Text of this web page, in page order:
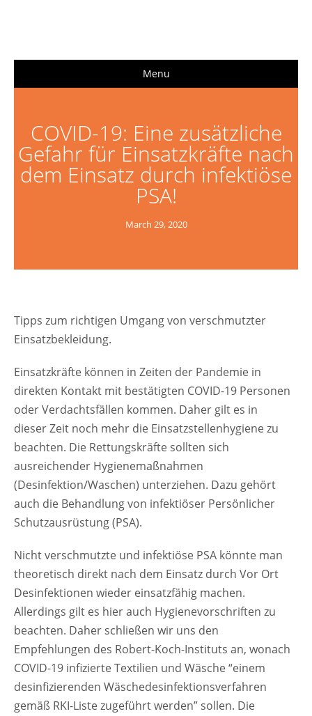
Menu
COVID-19: Eine zusätzliche
Gefahr für Einsatzkräfte nach
dem Einsatz durch infektiöse
PSA!
March 29, 2020
Tipps zum richtigen Umgang von verschmutzter
Einsatzbekleidung.
Einsatzkräfte können in Zeiten der Pandemie in
direkten Kontakt mit bestätigten COVID-19 Personen
oder Verdachtsfällen kommen. Daher gilt es in
dieser Zeit noch mehr die Einsatzstellenhygiene zu
beachten. Die Rettungskräfte sollten sich
ausreichender Hygienemaßnahmen
(Desinfektion/Waschen) unterziehen. Dazu gehört
auch die Behandlung von infektiöser Persönlicher
Schutzausrüstung (PSA).
Nicht verschmutzte und infektiöse PSA könnte man
theoretisch direkt nach dem Einsatz durch Vor Ort
Desinfektionen wieder einsatzfähig machen.
Allerdings gilt es hier auch Hygienevorschriften zu
beachten. Daher schließen wir uns den
Empfehlungen des Robert-Koch-Instituts an, wonach
COVID-19 infizierte Textilien und Wäsche “einem
desinfizierenden Wäschedesinfektionsverfahren
gemäß RKI-Liste zugeführt werden” sollen. Die